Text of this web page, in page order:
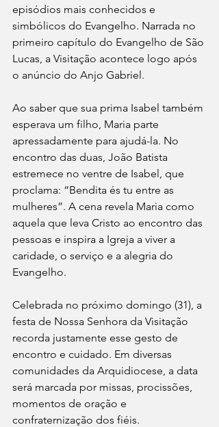
episódios mais conhecidos e
simbólicos do Evangelho. Narrada no
primeiro capítulo do Evangelho de São
Lucas, a Visitação acontece logo após
o anúncio do Anjo Gabriel.
Ao saber que sua prima Isabel também
esperava um filho, Maria parte
apressadamente para ajudá-la. No
encontro das duas, João Batista
estremece no ventre de Isabel, que
proclama: “Bendita és tu entre as
mulheres”. A cena revela Maria como
aquela que leva Cristo ao encontro das
pessoas e inspira a Igreja a viver a
caridade, o serviço e a alegria do
Evangelho.
Celebrada no próximo domingo (31), a
festa de Nossa Senhora da Visitação
recorda justamente esse gesto de
encontro e cuidado. Em diversas
comunidades da Arquidiocese, a data
será marcada por missas, procissões,
momentos de oração e
confraternização dos fiéis.